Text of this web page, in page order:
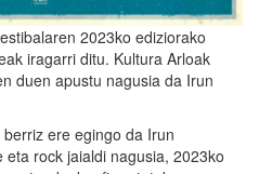
2023ko ediziorako
iragarri ditu. Kultura Arloak
duen apustu nagusia da Irun
ere egingo da Irun
eta rock jaialdi nagusia, 2023ko